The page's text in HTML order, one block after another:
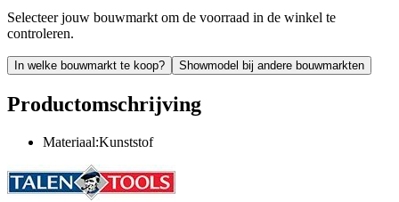
Selecteer jouw bouwmarkt om de voorraad in de winkel te
controleren.
In welke bouwmarkt te koop? Showmodel bij andere bouwmarkten
Productomschrijving
Materiaal:Kunststof